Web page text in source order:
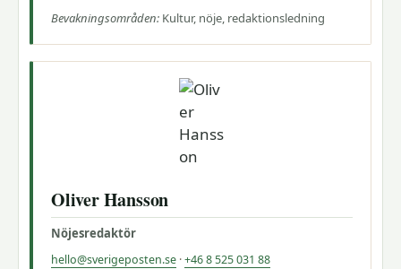
Bevakningsområden: Kultur, nöje, redaktionsledning
Oliver Hansson
Nöjesredaktör
hello@sverigeposten.se ·+46 8 525 031 88